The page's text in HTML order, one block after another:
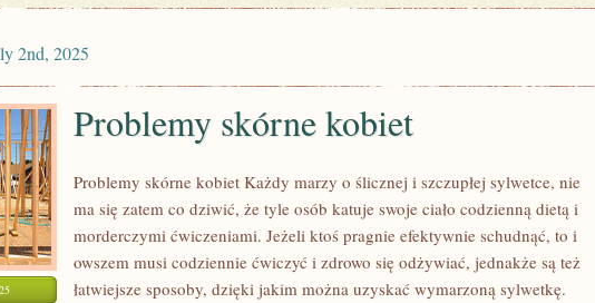
2nd, 2025
Problemy skórne kobiet
Problemy skórne kobiet Każdy marzy o ślicznej i szczupłej sylwetce, nie
ma się zatem co dziwić, że tyle osób katuje swoje ciało codzienną dietą i
morderczymi ćwiczeniami. Jeżeli ktoś pragnie efektywnie schudnąć, to i
owszem musi codziennie ćwiczyć i zdrowo się odżywiać, jednakże są też
łatwiejsze sposoby, dzięki jakim można uzyskać wymarzoną sylwetkę.